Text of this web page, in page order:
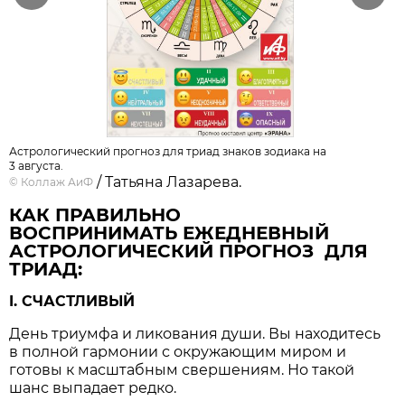
Астрологический прогноз для триад знаков зодиака на
3 августа.
© Коллаж АиФ / Татьяна Лазарева.
КАК ПРАВИЛЬНО
ВОСПРИНИМАТЬ ЕЖЕДНЕВНЫЙ
АСТРОЛОГИЧЕСКИЙ ПРОГНОЗ ДЛЯ
ТРИАД:
I. СЧАСТЛИВЫЙ
День триумфа и ликования души. Вы находитесь
в полной гармонии с окружающим миром и
готовы к масштабным свершениям. Но такой
шанс выпадает редко.